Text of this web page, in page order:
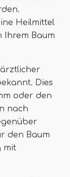
Heilmittel
Baum
Dies
oder den
nach
den Baum
mit